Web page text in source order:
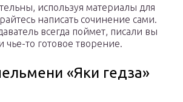
используя материалы для
написать сочинение сами.
всегда поймет, писали вы
чье-то готовое творение.
«Яки гeдза»